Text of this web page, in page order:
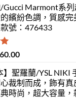
Gucci Marmont系
繽紛色調，質感
號：476433
】聖羅蘭/YSL NIKI
裁制而成，飾有
時尚，超大容量，